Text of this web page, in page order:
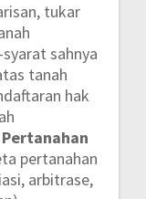
tukar
sahnya
tanah
hak
pertanahan
arbitrase,